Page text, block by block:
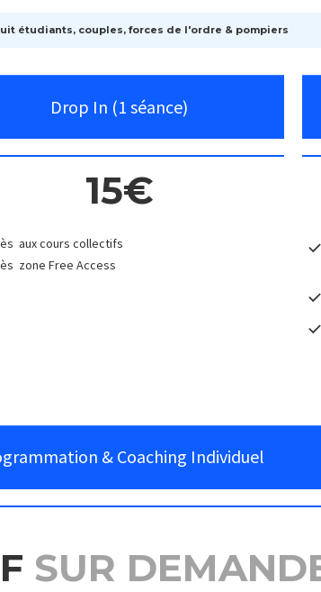
étudiants, couples, forces de l'ordre & pompiers
Drop In (1 séance)
15€
aux cours collectifs
zone Free Access
& Coaching Individuel
SUR